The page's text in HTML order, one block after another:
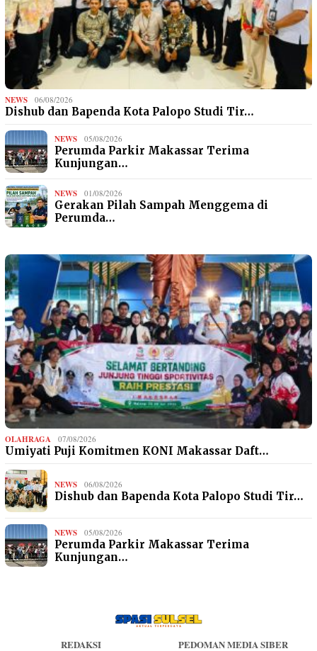
NEWS 06/08/2026
Dishub dan Bapenda Kota Palopo Studi Tir…
NEWS 05/08/2026
Perumda Parkir Makassar Terima
Kunjungan…
NEWS 01/08/2026
Gerakan Pilah Sampah Menggema di
Perumda…
OLAHRAGA 07/08/2026
Umiyati Puji Komitmen KONI Makassar Daft…
NEWS 06/08/2026
Dishub dan Bapenda Kota Palopo Studi Tir…
NEWS 05/08/2026
Perumda Parkir Makassar Terima
Kunjungan…
REDAKSI PEDOMAN MEDIA SIBER